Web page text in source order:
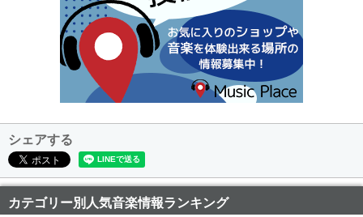
シェアする
カテゴリー別人気音楽情報ランキング